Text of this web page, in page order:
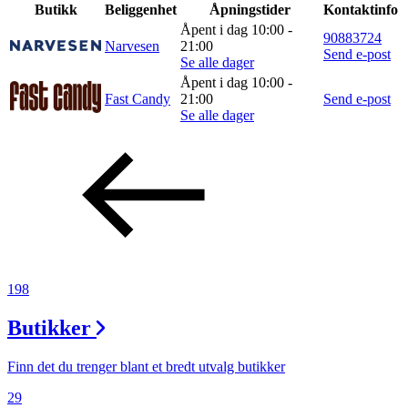
Butikk
Beliggenhet Åpningstider Kontaktinfo
Narvesen
Åpent i dag 10:00 -
21:00
Se alle dager
90883724
Send e-post
Fast Candy
Åpent i dag 10:00 -
21:00
Se alle dager
Send e-post
198
Butikker
Finn det du trenger blant et bredt utvalg butikker
29